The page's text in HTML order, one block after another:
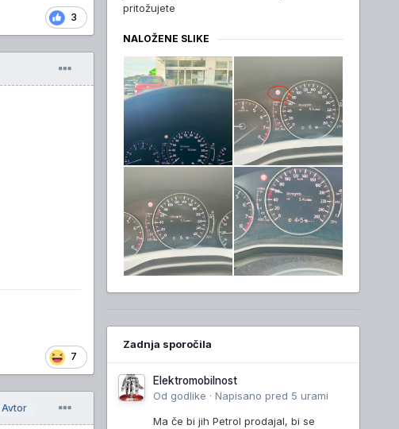
3
7
Avtor
pritožujete
NALOŽENE SLIKE
Zadnja sporočila
Elektromobilnost
Od godlike ·Napisanopred 5 urami
Ma če bi jih Petrol prodajal, bi se